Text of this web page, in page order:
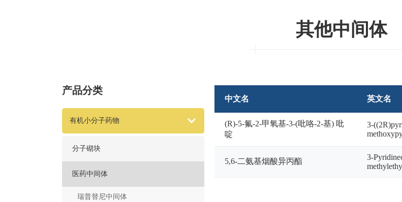
其他中间体
产品分类
有机小分子药物
分子砌块
医药中间体
瑞普替尼中间体
中文名 英文名
(R)-5-氟-2-甲氧基-3-(吡咯-2-基) 吡
啶
3-
5,6-二氨基烟酸异丙酯
3-